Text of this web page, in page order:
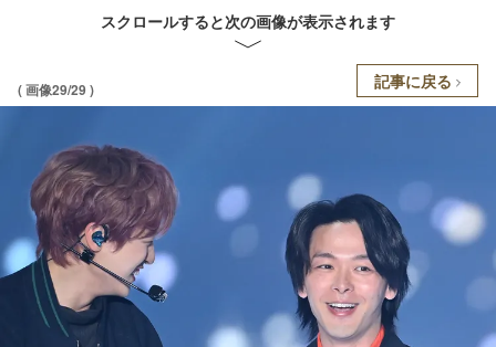
スクロールすると次の画像が表示されます
( 画像29/29 ) 記事に戻る